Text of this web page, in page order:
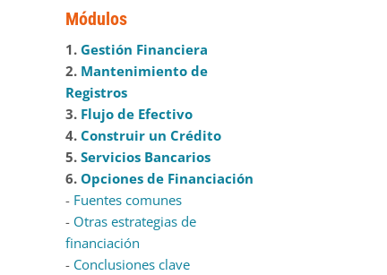
Módulos
1.Gestión Financiera
2. Mantenimiento de
Registros
3. Flujo de Efectivo
4.Construir un Crédito
5.Servicios Bancarios
6.Opciones de Financiación
- Fuentes comunes
- Otras estrategias de
financiación
- Conclusiones clave